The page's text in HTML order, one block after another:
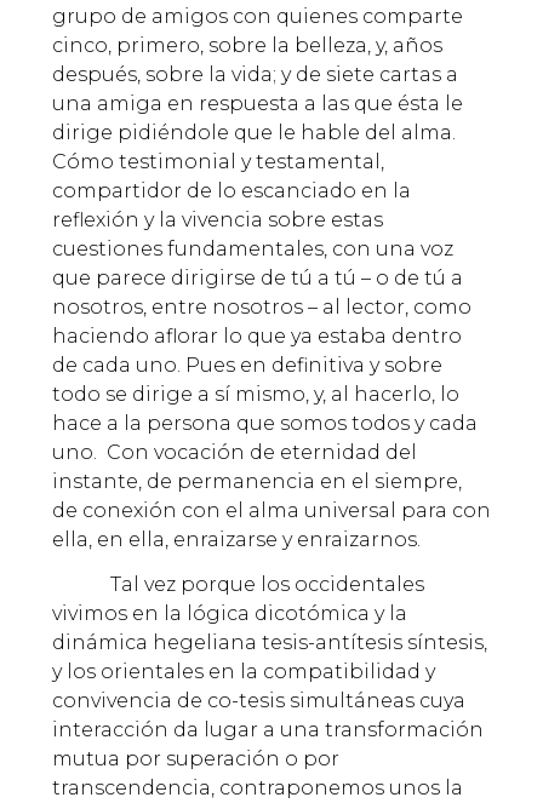
grupo de amigos con quienes comparte
cinco, primero, sobre la belleza, y, años
después, sobre la vida; y de siete cartas a
una amiga en respuesta a las que ésta le
dirige pidiéndole que le hable del alma.
Cómo testimonial y testamental,
compartidor de lo escanciado en la
reflexión y la vivencia sobre estas
cuestiones fundamentales, con una voz
que parece dirigirse de tú a tú – o de tú a
nosotros, entre nosotros – al lector, como
haciendo aflorar lo que ya estaba dentro
de cada uno. Pues en definitiva y sobre
todo se dirige a sí mismo, y, al hacerlo, lo
hace a la persona que somos todos y cada
uno. Con vocación de eternidad del
instante, de permanencia en el siempre,
de conexión con el alma universal para con
ella, en ella, enraizarse y enraizarnos.
Tal vez porque los occidentales
vivimos en la lógica dicotómica y la
dinámica hegeliana tesis-antítesis síntesis,
y los orientales en la compatibilidad y
convivencia de co-tesis simultáneas cuya
interacción da lugar a una transformación
mutua por superación o por
transcendencia, contraponemos unos la